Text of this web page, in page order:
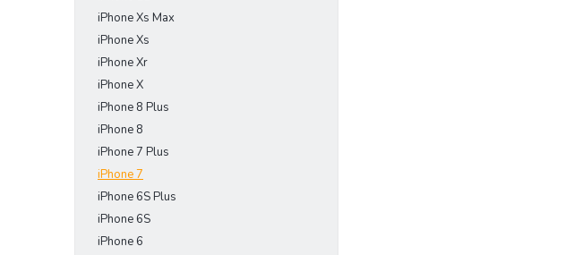
iPhone Xs Max
iPhone Xs
iPhone Xr
iPhone X
iPhone 8 Plus
iPhone 8
iPhone 7 Plus
iPhone 7
iPhone 6S Plus
iPhone 6S
iPhone 6